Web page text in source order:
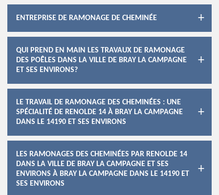
ENTREPRISE DE RAMONAGE DE CHEMINÉE
QUI PREND EN MAIN LES TRAVAUX DE RAMONAGE
DES POÊLES DANS LA VILLE DE BRAY LA CAMPAGNE
ET SES ENVIRONS?
LE TRAVAIL DE RAMONAGE DES CHEMINÉES : UNE
SPÉCIALITÉ DE RENOLDE 14 À BRAY LA CAMPAGNE
DANS LE 14190 ET SES ENVIRONS
LES RAMONAGES DES CHEMINÉES PAR RENOLDE 14
DANS LA VILLE DE BRAY LA CAMPAGNE ET SES
ENVIRONS À BRAY LA CAMPAGNE DANS LE 14190 ET
SES ENVIRONS